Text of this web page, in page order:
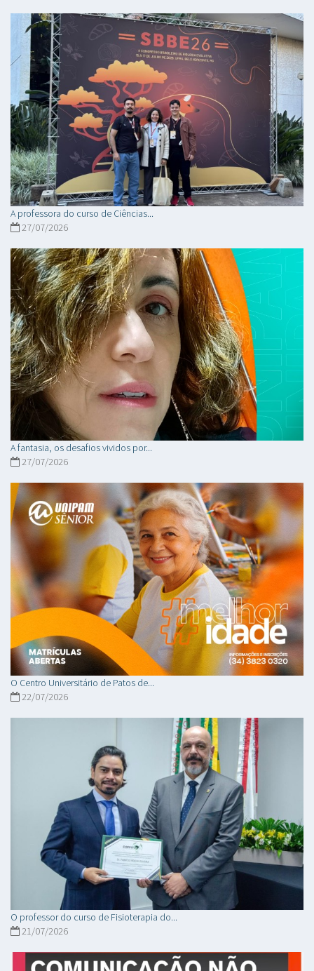
A professora do curso de Ciências...
27/07/2026
A fantasia, os desafios vividos por...
27/07/2026
O Centro Universitário de Patos de...
22/07/2026
O professor do curso de Fisioterapia do...
21/07/2026